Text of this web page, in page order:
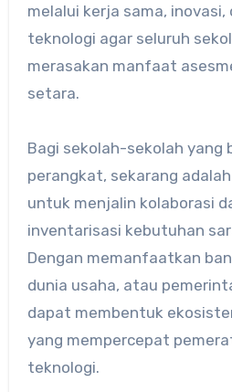
melalui kerja sama,
teknologi agar seluruh
merasakan manfaat
setara.
Bagi sekolah-sekolah yang
perangkat, sekarang
untuk menjalin kolaborasi
inventarisasi kebutuhan
Dengan memanfaatkan
dunia usaha, atau
dapat membentuk
yang mempercepat
teknologi.